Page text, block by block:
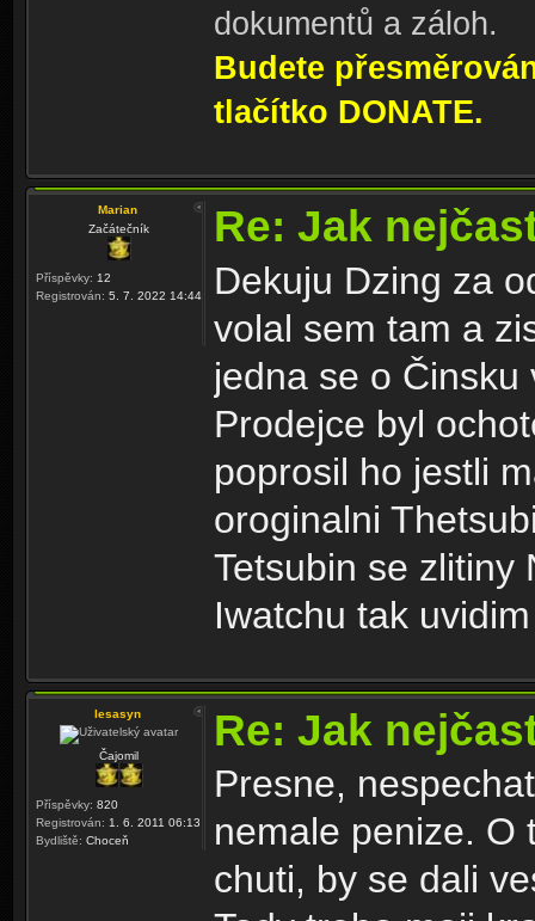
dokumentů a záloh.
Budete
tlačítko DONATE.
Marian
Začátečník
Příspěvky: 12
Registrován: 5. 7. 2022 14:44
Re: Jak
Dekuju Dzing za
volal sem tam a
jedna se o
Prodejce byl
poprosil ho jestli
oroginalni
Tetsubin se zlitiny
Iwatchu tak
lesasyn
Čajomil
Příspěvky: 820
Registrován: 1. 6. 2011 06:13
Bydliště: Choceň
Re: Jak
Presne,
nemale penize. O
chuti, by se dali